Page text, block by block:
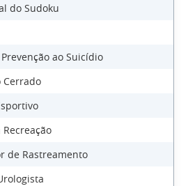
do Sudoku
ao Suicídio
Cerrado
de Rastreamento